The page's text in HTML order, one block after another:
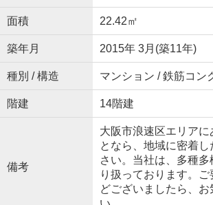
面積 22.42㎡
築年月 2015年 3月(築11年)
種別 / 構造 マンション / 鉄筋コン
階建 14階建
備考
大阪市浪速区エリアに
となら、地域に密着
さい。当社は、多種
り扱っております。
どございましたら、お